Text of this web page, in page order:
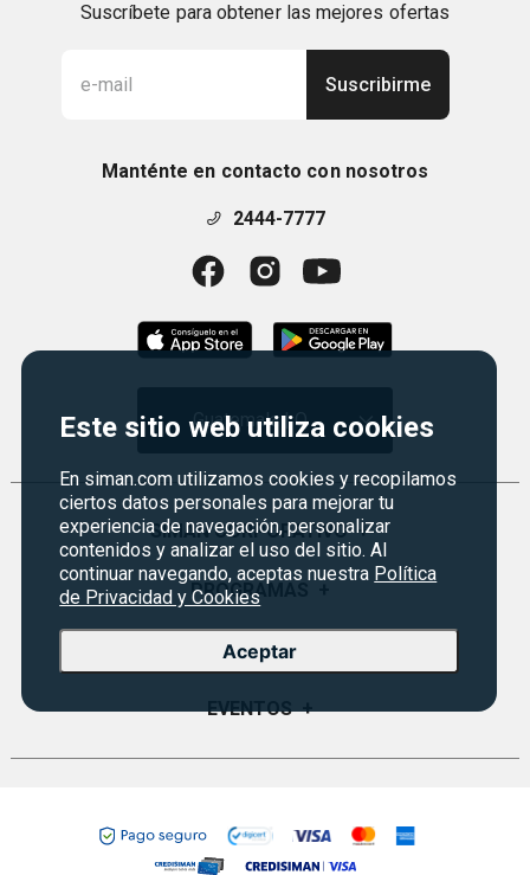
Este sitio web utiliza cookies
En siman.com utilizamos cookies y recopilamos
ciertos datos personales para mejorar tu
experiencia de navegación, personalizar
contenidos y analizar el uso del sitio. Al
continuar navegando, aceptas nuestra Política
de Privacidad y Cookies
Aceptar
Suscríbete para obtener las mejores ofertas
Suscribirme
Manténte en contacto con nosotros
2444-7777
Guatemala | Q
SIMAN CORPORATIVO +
Quiénes Somos
Visión y Misión
Historia
PROGRAMAS
Monedero
Credisiman
SERVICIO AL CLIENTE
Preguntas Frecuentes
Seguridad del sitio
Política de Privacidad
EVENTOS +